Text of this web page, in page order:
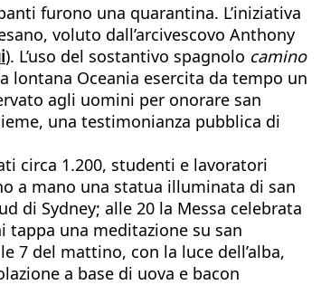
furono una quarantina. L’iniziativa
voluto dall’arcivescovo Anthony
). L’uso del sostantivo spagnolo camino
lontana Oceania esercita da tempo un
agli uomini per onorare san
una testimonianza pubblica di
circa 1.200, studenti e lavoratori
a mano una statua illuminata di san
di Sydney; alle 20 la Messa celebrata
tappa una meditazione su san
7 del mattino, con la luce dell’alba,
a base di uova e bacon